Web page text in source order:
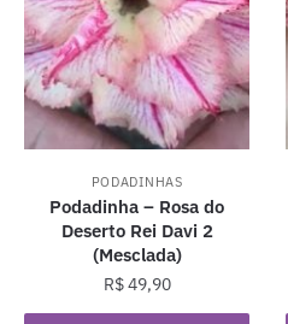
PODADINHAS
Podadinha – Rosa do
Deserto Rei Davi 2
(Mesclada)
R$49,90